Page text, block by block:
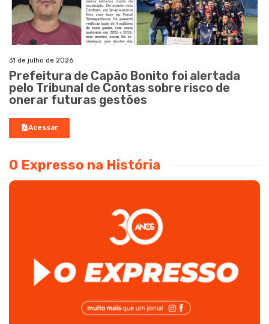
31 de julho de 2026
Prefeitura de Capão Bonito foi alertada
pelo Tribunal de Contas sobre risco de
onerar futuras gestões
Acessar
O Expresso na História